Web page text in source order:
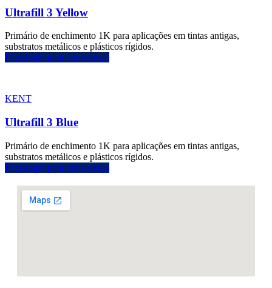
Ultrafill 3 Yellow
Primário de enchimento 1K para aplicações em tintas antigas,
substratos metálicos e plásticos rígidos.
Faça login para ver o preço
KENT
Ultrafill 3 Blue
Primário de enchimento 1K para aplicações em tintas antigas,
substratos metálicos e plásticos rígidos.
Faça login para ver o preço